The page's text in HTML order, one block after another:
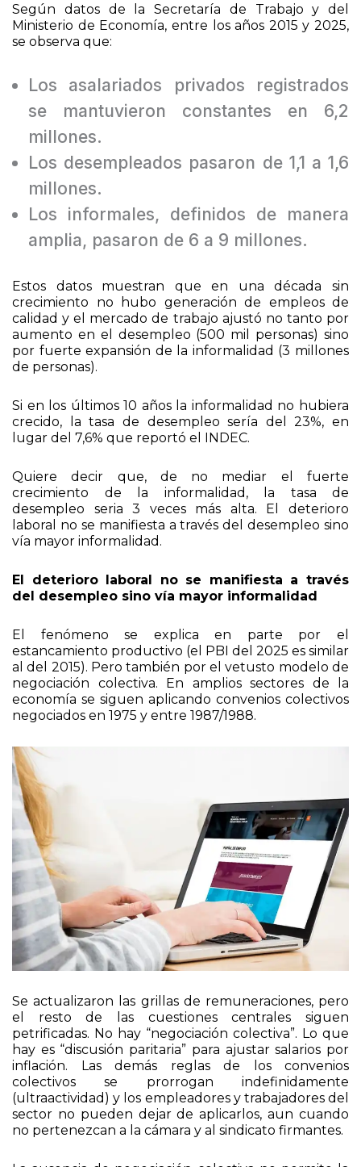
Según datos de la Secretaría de Trabajo y del
Ministerio de Economía, entre los años 2015 y 2025,
se observa que:
Los asalariados privados registrados
se mantuvieron constantes en 6,2
millones.
Los desempleados pasaron de 1,1 a 1,6
millones.
Los informales, definidos de manera
amplia, pasaron de 6 a 9 millones.
Estos datos muestran que en una década sin
crecimiento no hubo generación de empleos de
calidad y el mercado de trabajo ajustó no tanto por
aumento en el desempleo (500 mil personas) sino
por fuerte expansión de la informalidad (3 millones
de personas).
Si en los últimos 10 años la informalidad no hubiera
crecido, la tasa de desempleo sería del 23%, en
lugar del 7,6% que reportó el INDEC.
Quiere decir que, de no mediar el fuerte
crecimiento de la informalidad, la tasa de
desempleo seria 3 veces más alta. El deterioro
laboral no se manifiesta a través del desempleo sino
vía mayor informalidad.
El deterioro laboral no se manifiesta a través
del desempleo sino vía mayor informalidad
El fenómeno se explica en parte por el
estancamiento productivo (el PBI del 2025 es similar
al del 2015). Pero también por el vetusto modelo de
negociación colectiva. En amplios sectores de la
economía se siguen aplicando convenios colectivos
negociados en 1975 y entre 1987/1988.
Se actualizaron las grillas de remuneraciones, pero
el resto de las cuestiones centrales siguen
petrificadas. No hay “negociación colectiva”. Lo que
hay es “discusión paritaria” para ajustar salarios por
inflación. Las demás reglas de los convenios
colectivos se prorrogan indefinidamente
(ultraactividad) y los empleadores y trabajadores del
sector no pueden dejar de aplicarlos, aun cuando
no pertenezcan a la cámara y al sindicato firmantes.